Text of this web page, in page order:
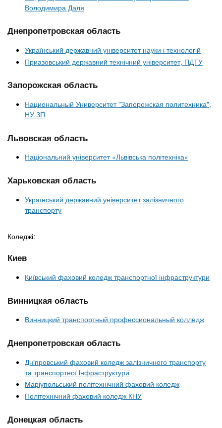
n
t
s
.
n
f
o
з
а
в
Онлайн курси
За кордоном
Володимира Даля
Днепропетровская область
Український державний університет науки і технологій
Приазовський державний технічний університет, ПДТУ
Запорожская область
Национальный Университет "Запорожская политехника",
НУ ЗП
Львовская область
Національний університет «Львівська політехніка»
Харьковская область
Український державний університет залізничного
транспорту
Коледжі:
Киев
Київський фаховий коледж транспортної інфраструктури
Винницкая область
Винницкий транспортный профессиональный колледж
Днепропетровская область
Днiпровський фаховий коледж залiзничного транспорту
та транспортної iнфраструктури
Маріупольський політехнічний фаховий коледж
Політехнічний фаховий коледж КНУ
Донецкая область